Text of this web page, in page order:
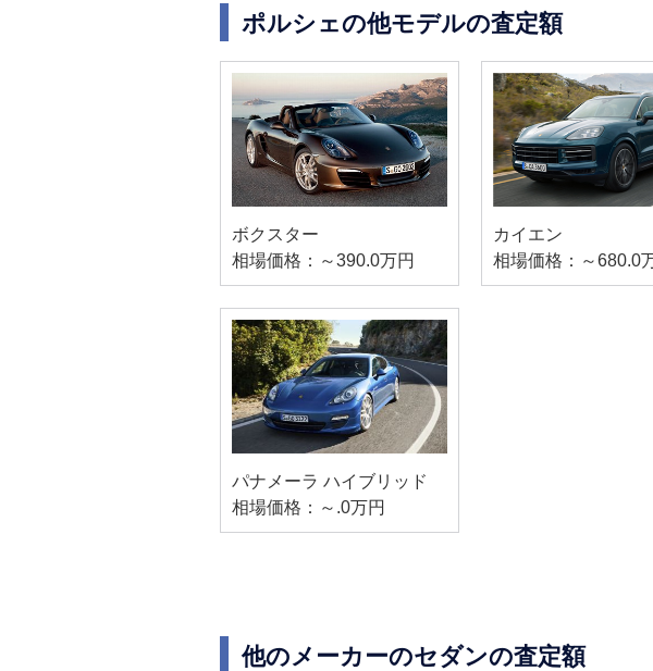
ポルシェの他モデルの査定額
ボクスター
相場価格：～390.0万円
カイエン
相場価格：～680.0
パナメーラ ハイブリッド
相場価格：～.0万円
他のメーカーのセダンの査定額